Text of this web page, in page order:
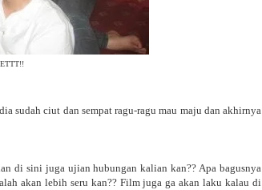
sudah ciut dan sempat ragu-ragu mau maju dan akhirnya
di sini juga ujian hubungan kalian kan?? Apa bagusnya
akan lebih seru kan?? Film juga ga akan laku kalau di